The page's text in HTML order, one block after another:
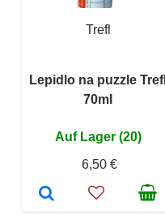
Trefl
Lepidlo na puzzle Trefl
70ml
Auf Lager (20)
6,50 €